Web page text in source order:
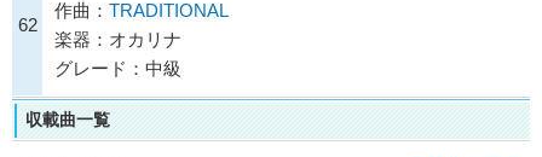
62
作曲： TRADITIONAL
楽器：オカリナ
グレード：中級
収載曲一覧